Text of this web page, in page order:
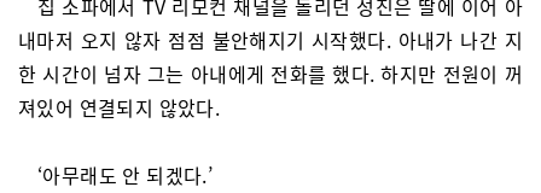
집 소파에서 TV 리모컨 채널을 돌리던 성진은 딸에 이어 아
내마저 오지 않자 점점 불안해지기 시작했다. 아내가 나간 지
한 시간이 넘자 그는 아내에게 전화를 했다. 하지만 전원이 꺼
져있어 연결되지 않았다.
‘아무래도 안 되겠다.’